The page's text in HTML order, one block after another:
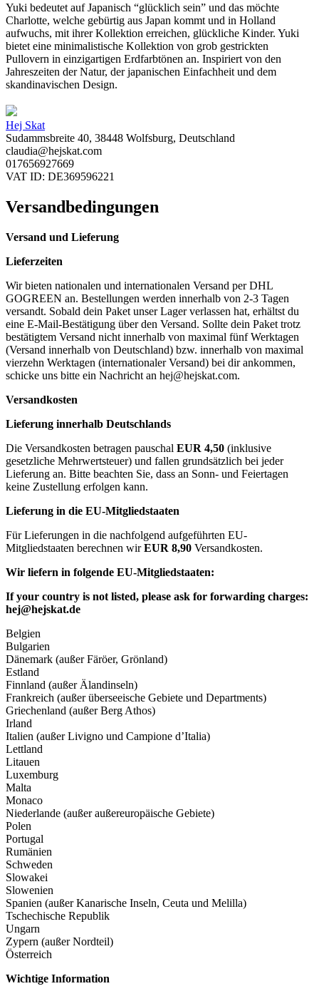
Yuki bedeutet auf Japanisch “glücklich sein” und das möchte
Charlotte, welche gebürtig aus Japan kommt und in Holland
aufwuchs, mit ihrer Kollektion erreichen, glückliche Kinder. Yuki
bietet eine minimalistische Kollektion von grob gestrickten
Pullovern in einzigartigen Erdfarbtönen an. Inspiriert von den
Jahreszeiten der Natur, der japanischen Einfachheit und dem
skandinavischen Design.
Hej Skat
Sudammsbreite 40, 38448 Wolfsburg, Deutschland
claudia@hejskat.com
017656927669
VAT ID: DE369596221
Versandbedingungen
Versand und Lieferung
Lieferzeiten
Wir bieten nationalen und internationalen Versand per DHL
GOGREEN an. Bestellungen werden innerhalb von 2-3 Tagen
versandt. Sobald dein Paket unser Lager verlassen hat, erhältst du
eine E-Mail-Bestätigung über den Versand. Sollte dein Paket trotz
bestätigtem Versand nicht innerhalb von maximal fünf Werktagen
(Versand innerhalb von Deutschland) bzw. innerhalb von maximal
vierzehn Werktagen (internationaler Versand) bei dir ankommen,
schicke uns bitte ein Nachricht an hej@hejskat.com.
Versandkosten
Lieferung innerhalb Deutschlands
Die Versandkosten betragen pauschal EUR 4,50 (inklusive
gesetzliche Mehrwertsteuer) und fallen grundsätzlich bei jeder
Lieferung an. Bitte beachten Sie, dass an Sonn- und Feiertagen
keine Zustellung erfolgen kann.
Lieferung in die EU-Mitgliedstaaten
Für Lieferungen in die nachfolgend aufgeführten EU-
Mitgliedstaaten berechnen wirEUR 8,90 Versandkosten.
Wir liefern in folgende EU-Mitgliedstaaten:
If your country is not listed, please ask for forwarding charges:
hej@hejskat.de
Belgien
Bulgarien
Dänemark (außer Färöer, Grönland)
Estland
Finnland (außer Älandinseln)
Frankreich (außer überseeische Gebiete und Departments)
Griechenland (außer Berg Athos)
Irland
Italien (außer Livigno und Campione d’Italia)
Lettland
Litauen
Luxemburg
Malta
Monaco
Niederlande (außer außereuropäische Gebiete)
Polen
Portugal
Rumänien
Schweden
Slowakei
Slowenien
Spanien (außer Kanarische Inseln, Ceuta und Melilla)
Tschechische Republik
Ungarn
Zypern (außer Nordteil)
Österreich
Wichtige Information